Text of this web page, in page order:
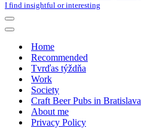
I find insightful or interesting
Navigation
Menu
Navigation
Home
Recommended
Tvrďas týždňa
Work
Society
Craft Beer Pubs in Bratislava
About me
Privacy Policy